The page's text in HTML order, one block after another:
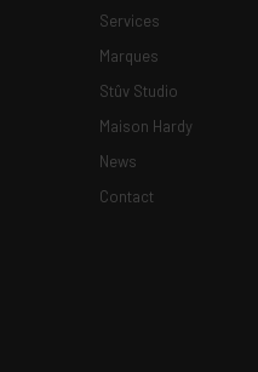
Services
Marques
Stûv Studio
Maison Hardy
News
Contact